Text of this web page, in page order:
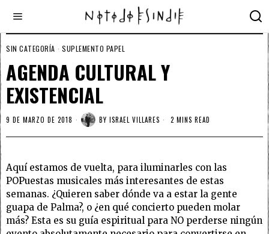
SIN CATEGORÍA · SUPLEMENTO PAPEL
AGENDA CULTURAL Y
EXISTENCIAL
9 DE MARZO DE 2018 BY ISRAEL VILLARES 2 MINS READ
Aquí estamos de vuelta, para iluminarles con las
POPuestas musicales más interesantes de estas
semanas. ¿Quieren saber dónde va a estar la gente
guapa de Palma?, o ¿en qué concierto pueden molar
más? Esta es su guía espiritual para NO perderse ningún